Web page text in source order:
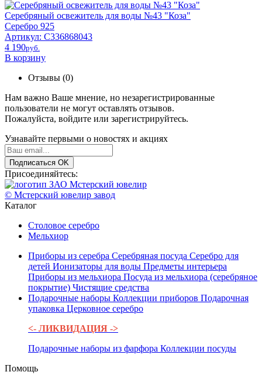
Серебряный освежитель для воды №43 "Коза"
Серебро 925
Артикул: С336868043
4 190pyб.
В корзину
Отзывы (0)
Нам важно Ваше мнение, но незарегистрированные
пользователи не могут оставлять отзывов.
Пожалуйста, войдите или зарегистрируйтесь.
Узнавайте первыми о новостях и акциях
Подписаться OK
Присоединяйтесь:
© Мстерский ювелир завод
Каталог
Столовое серебро
Мельхиор
Приборы из серебра Серебряная посуда Серебро для
детей Ионизаторы для воды Предметы интерьера
Приборы из мельхиора Посуда из мельхиора (серебряное
покрытие) Чистящие средства
Подарочные наборы Коллекции приборов Подарочная
упаковка Церковное серебро
<- ЛИКВИДАЦИЯ ->
Подарочные наборы из фарфора Коллекции посуды
Помощь